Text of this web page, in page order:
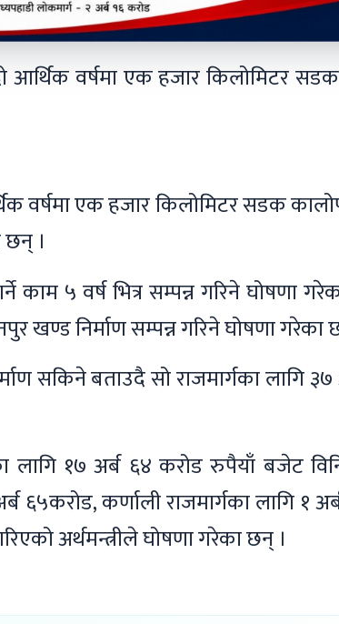
आर्थिक वर्षमा एक हजार किलोमिटर सडक
वर्षमा एक हजार किलोमिटर सडक
।
काम ५ वर्ष भित्र सम्पन्न गरिने घोषणा
निर्माण सम्पन्न गरिने घोषणा गरेका
सकिने बताउदै सो राजमार्गका लागि
लागि १७ अर्ब ६४ करोड रुपैयाँ बजेट
कर्णाली राजमार्गका लागि १
अर्थमन्त्रीले घोषणा गरेका छन् ।